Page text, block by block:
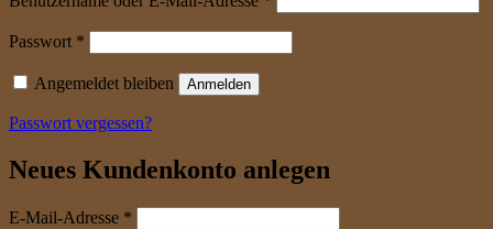
Passwort *
Angemeldet bleiben Anmelden
Passwort vergessen?
Neues Kundenkonto anlegen
E-Mail-Adresse *